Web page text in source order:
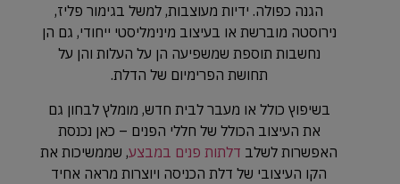
הגנה כפולה. ידיות מעוצבות, למשל בגימור פליז,
נירוסטה מוברשת או בעיצוב מינימליסטי ייחודי, גם הן
נחשבות תוספת שמשפיעה הן על העלות והן על
תחושת הפרימיום של הדלת.
בשיפוץ כולל או מעבר לבית חדש, מומלץ לבחון גם
את העיצוב הכולל של חללי הפנים – כאן נכנסת
האפשרות לשלב דלתות פנים במבצע, שממשיכות את
הקו העיצובי של דלת הכניסה ויוצרות מראה אחיד